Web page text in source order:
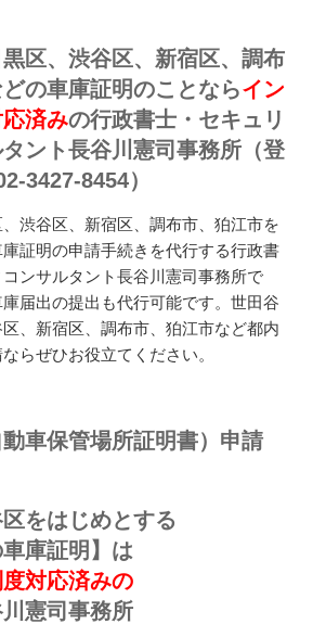
区、渋谷区、新宿区、調布
の車庫証明のことならイン
済みの行政書士・セキュリ
ント長谷川憲司事務所（登
3427-8454）
渋谷区、新宿区、調布市、狛江市を
証明の申請手続きを代行する行政書
ンサルタント長谷川憲司事務所で
届出の提出も代行可能です。世田谷
、新宿区、調布市、狛江市など都内
らぜひお役立てください。
車保管場所証明書）申請
をはじめとする
車庫証明】は
対応済みの
憲司事務所